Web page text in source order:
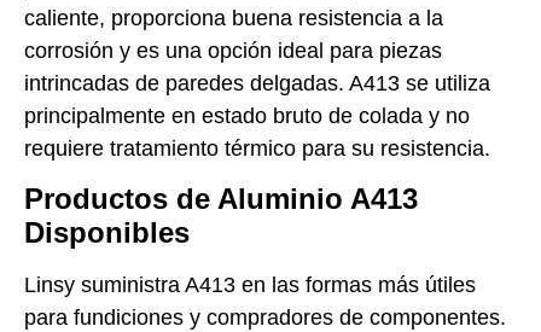
caliente, proporciona buena resistencia a la
corrosión y es una opción ideal para piezas
intrincadas de paredes delgadas. A413 se utiliza
principalmente en estado bruto de colada y no
requiere tratamiento térmico para su resistencia.
Productos de Aluminio A413
Disponibles
Linsy suministra A413 en las formas más útiles
para fundiciones y compradores de componentes.